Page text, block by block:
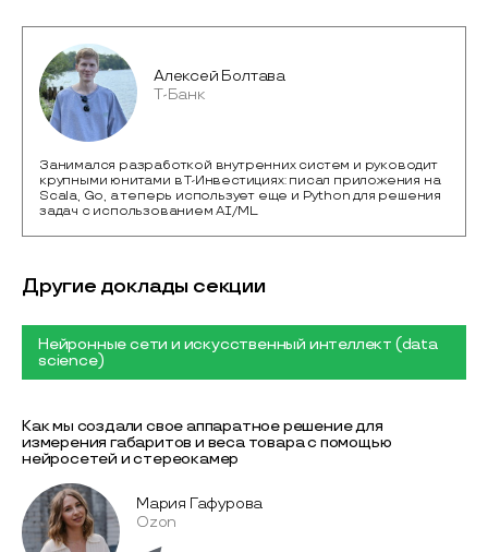
Алексей Болтава
Т-Банк
Занимался разработкой внутренних систем и руководит
крупными юнитами в Т-Инвестициях: писал приложения на
Scala, Go, а теперь использует еще и Python для решения
задач с использованием AI/ML.
Другие доклады секции
Нейронные сети и искусственный интеллект (data
science)
Как мы создали свое аппаратное решение для
измерения габаритов и веса товара с помощью
нейросетей и стереокамер
Мария Гафурова
Ozon